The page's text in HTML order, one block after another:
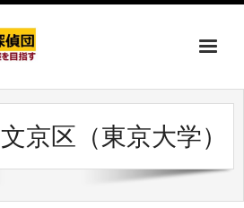
文京区（東京大学）